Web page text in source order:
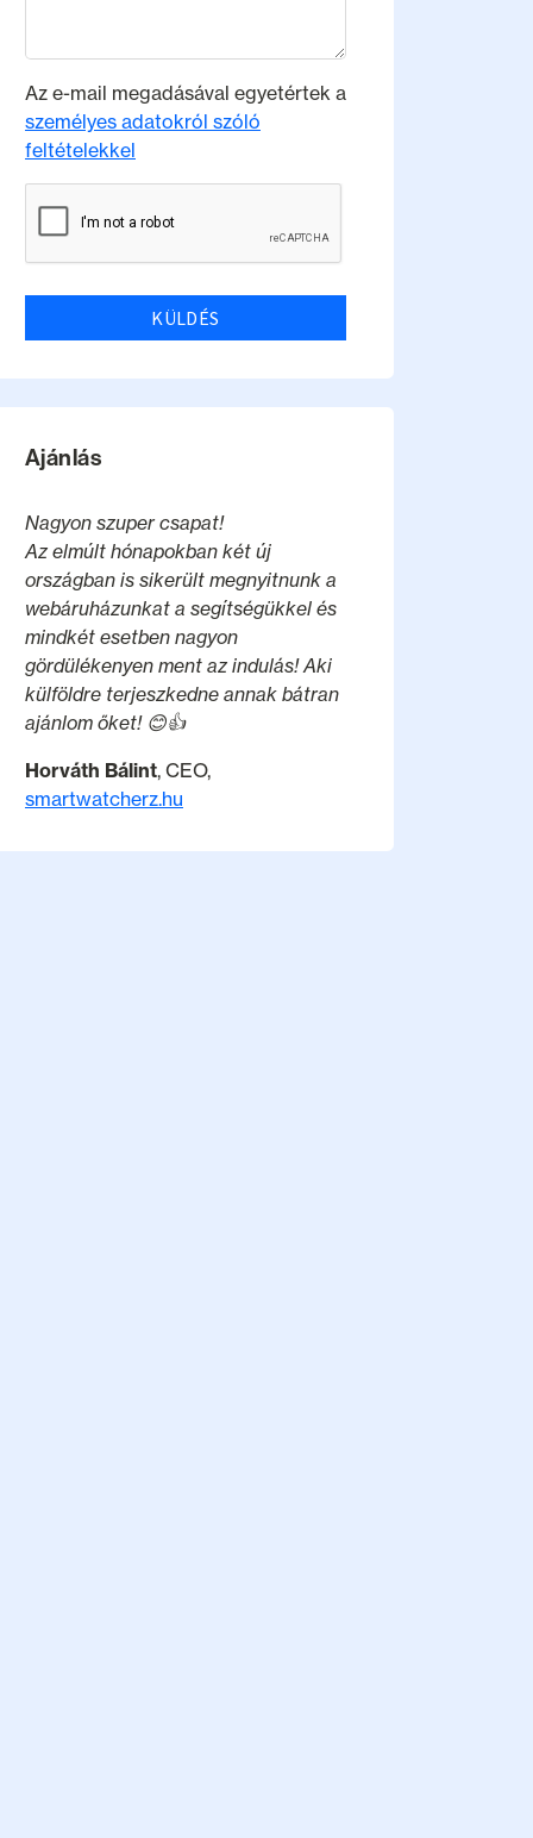
Az e-mail megadásával egyetértek a
személyes adatokról szóló
feltételekkel
KÜLDÉS
Ajánlás
Nagyon szuper csapat!
Az elmúlt hónapokban két új
országban is sikerült megnyitnunk a
webáruházunkat a segítségükkel és
mindkét esetben nagyon
gördülékenyen ment az indulás! Aki
külföldre terjeszkedne annak bátran
ajánlom őket! 😊👍
Horváth Bálint, CEO,
smartwatcherz.hu